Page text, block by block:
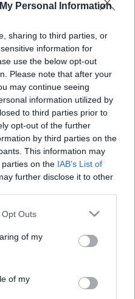
Personal Information
sharing to third parties, or
information for
use the below opt-out
Please note that after your
may continue seeing
information utilized by
to third parties prior to
opt-out of the further
by third parties on the
This information may
on the IAB’s List of
further disclose it to other
uses one or more Google
behaviour. You may click to
and its third-party tags to
purposes in below Google
Outs
of my
of my
Balkay Géza
Turi Bálint
Imogen férje : Major
álnéven: Nagy
vezére: Fehér Dániel
Rebecca
Rebecca
Florian Leona
feleségétől: Csáki